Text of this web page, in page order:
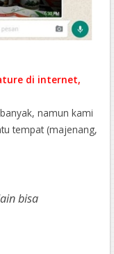
di internet,
namun kami
tempat (majenang,
bisa